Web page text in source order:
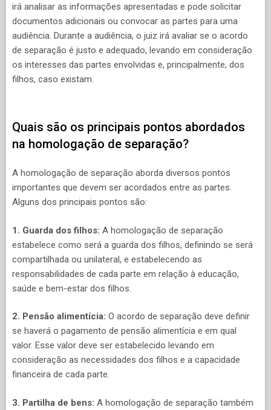
irá analisar as informações apresentadas e pode solicitar
documentos adicionais ou convocar as partes para uma
audiência. Durante a audiência, o juiz irá avaliar se o acordo
de separação é justo e adequado, levando em consideração
os interesses das partes envolvidas e, principalmente, dos
filhos, caso existam.
Quais são os principais pontos abordados
na homologação de separação?
A homologação de separação aborda diversos pontos
importantes que devem ser acordados entre as partes.
Alguns dos principais pontos são:
1. Guarda dos filhos: A homologação de separação
estabelece como será a guarda dos filhos, definindo se será
compartilhada ou unilateral, e estabelecendo as
responsabilidades de cada parte em relação à educação,
saúde e bem-estar dos filhos.
2. Pensão alimentícia: O acordo de separação deve definir
se haverá o pagamento de pensão alimentícia e em qual
valor. Esse valor deve ser estabelecido levando em
consideração as necessidades dos filhos e a capacidade
financeira de cada parte.
3. Partilha de bens: A homologação de separação também